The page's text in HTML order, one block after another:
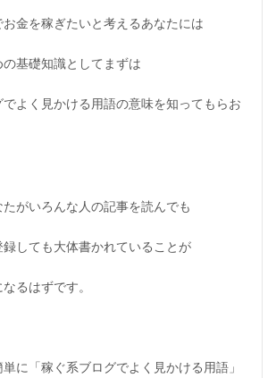
金を稼ぎたいと考えるあなたには
基礎知識としてまずは
よく見かける用語の意味を知ってもらお
がいろんな人の記事を読んでも
しても大体書かれていることが
るはずです。
に「稼ぐ系ブログでよく見かける用語」